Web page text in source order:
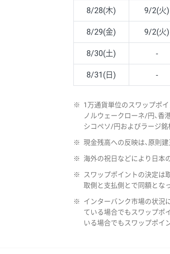
8/28(木) 9/2(火)
8/29(金) 9/2(火)
8/30(土) -
8/31(日) -
※
1万通貨単位のスワップポイ
ノルウェークローネ/円、香
シコペソ/円およびラージ銘
※ 現金残高への反映は、原則
※ 海外の祝日などにより日本
※
スワップポイントの決定は
取側と支払側とで同額とな
※
インターバンク市場の状況
ている場合でもスワップポ
いる場合でもスワップポイ